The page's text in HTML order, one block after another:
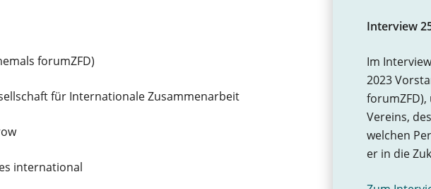
forumZFD)
für Internationale Zusammenarbeit
international
Interview
Im
2023
forumZFD),
Vereins,
welchen
er in die